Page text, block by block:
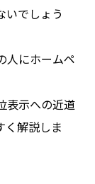
いでしょう
人にホームペ
表示への近道
く解説しま